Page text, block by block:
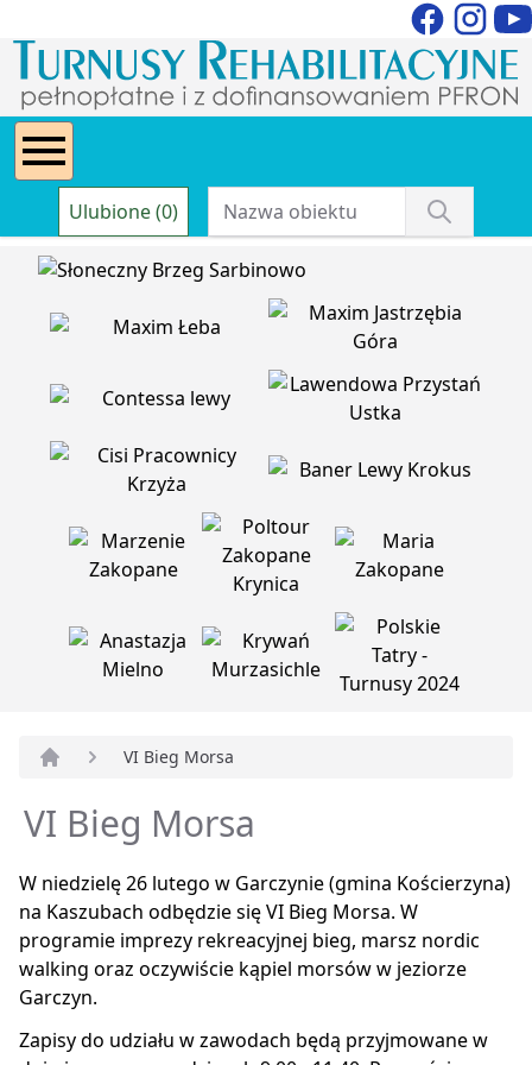
Ulubione (0)
VI Bieg Morsa
VI Bieg Morsa
W niedzielę 26 lutego w Garczynie (gmina Kościerzyna)
na Kaszubach odbędzie się VI Bieg Morsa. W
programie imprezy rekreacyjnej bieg, marsz nordic
walking oraz oczywiście kąpiel morsów w jeziorze
Garczyn.
Zapisy do udziału w zawodach będą przyjmowane w